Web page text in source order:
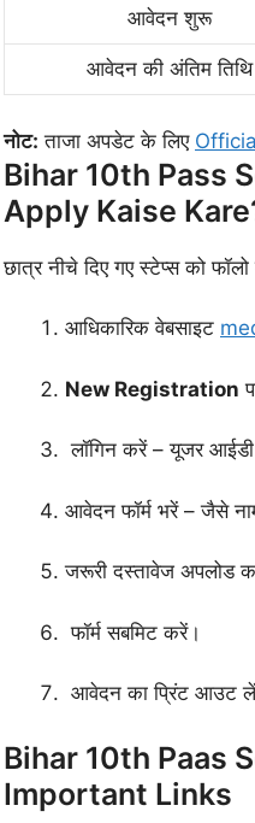
आवेदन शुरू
आवेदन की अंतिम तिथि
नोट: ताजा अपडेट के लिए
Bihar 10th Pass
Apply Kaise
छात्र नीचे दिए गए स्टेप्स को
आधिकारिक वेबसाइट
New Registration
लॉगिन करें – यूजर
आवेदन फॉर्म भरें – जैसे
जरूरी दस्तावेज अपलोड
फॉर्म सबमिट करें।
आवेदन का प्रिंट आउट
Bihar 10th Paas
Important Links